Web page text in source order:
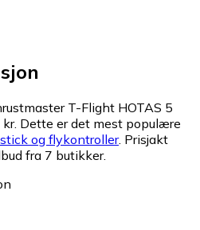
T-Flight HOTAS 5
Dette er det mest populære
og flykontroller. Prisjakt
fra 7 butikker.